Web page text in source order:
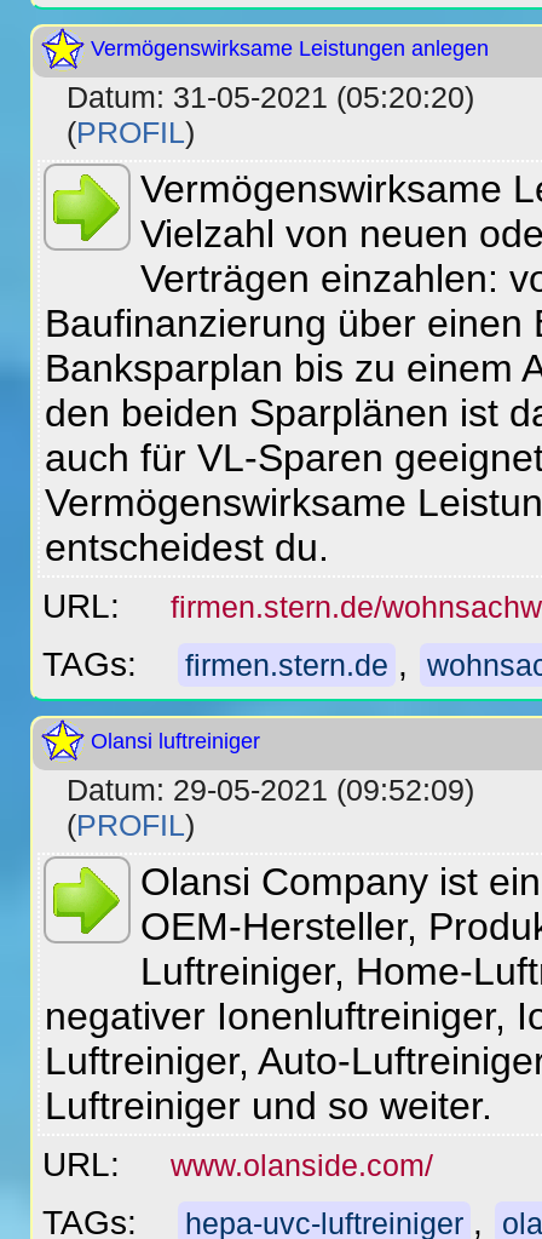
Vermögenswirksame Leistungen anlegen
Datum: 31-05-2021 (05:20:20)
(PROFIL)
Vermögenswirksame
Vielzahl von neuen
Verträgen einzahlen:
Baufinanzierung über einen
Banksparplan bis zu einem
den beiden Sparplänen ist
auch für VL-Sparen
Vermögenswirksame
entscheidest du.
URL: firmen.stern.de/
TAGs: firmen.stern.de ,
Olansi luftreiniger
Datum: 29-05-2021 (09:52:09)
(PROFIL)
Olansi Company ist
OEM-Hersteller,
Luftreiniger, Home-
negativer Ionenluftreiniger,
Luftreiniger, Auto-
Luftreiniger und so weiter.
URL: www.olanside.com/
TAGs: hepa-uvc-luftreiniger ,